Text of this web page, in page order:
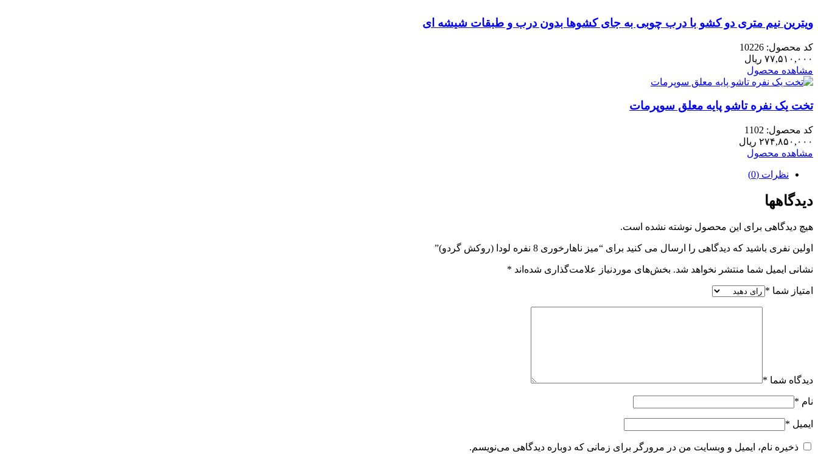
ویترین نیم متری دو کشو با درب چوبی به جای کشوها بدون درب و طبقات شیشه ای
کد محصول: 10226
۷۷,۵۱۰,۰۰۰ ریال
مشاهده محصول
تخت یک نفره تاشو پایه معلق سوپرمات
کد محصول: 1102
۲۷۴,۸۵۰,۰۰۰ ریال
مشاهده محصول
نظرات (0)
دیدگاهها
هیچ دیدگاهی برای این محصول نوشته نشده است.
اولین نفری باشید که دیدگاهی را ارسال می کنید برای “میز ناهارخوری 8 نفره لودا (روکش گردو)”
نشانی ایمیل شما منتشر نخواهد شد. بخش‌های موردنیاز علامت‌گذاری شده‌اند *
امتیاز شما *
دیدگاه شما *
نام *
ایمیل *
ذخیره نام، ایمیل و وبسایت من در مرورگر برای زمانی که دوباره دیدگاهی می‌نویسم.